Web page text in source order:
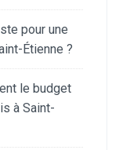
pour une
Étienne ?
le budget
à Saint-